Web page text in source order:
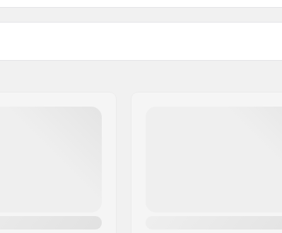
Stofopbygning: